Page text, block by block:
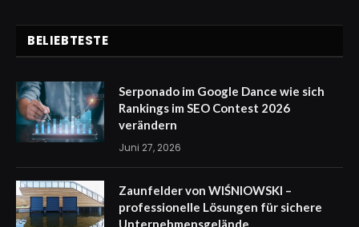
BELIEBTESTE
Serponado im Google Dance wie sich
Rankings im SEO Contest 2026
verändern
Juni 27, 2026
Zaunfelder von WIŚNIOWSKI –
professionelle Lösungen für sichere
Unternehmensgelände